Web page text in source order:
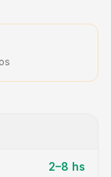
2–8 hs